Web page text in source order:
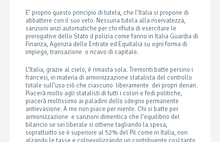
E’ proprio questo principio di tutela, che l’Italia si propone di
abbattere con il suo veto. Nessuna tutela alla riservatezza,
sanzioni anzi automatiche per chi rifiuta di esercitare le
prerogative dello Stato d polizia come fanno in Italia Guardia di
Finanza, Agenzia delle Entrate ed Equitalia su ogni forma di
impiego, transazione o ricavo di capitale.
L’Italia, grazie al cielo, è rimasta sola. Tremonti batte persino i
francesi, in materia di armonizzazione statalista del controllo
totale sull’uso ciò che ciascuno liberamente dei propri denari.
Piacerà molto agli statalisti di tutti i colori e fedi politiche,
piacerà moltissimo ai paladini dello sdegno permanente
antievasione. A me non piace per niente. Chi si batte per
armonizzazione e sanzioni dimentica che l’equilibrio del
bilancio se sei liberale si ottiene tagliando la spesa,
soprattuitto se è superiore al 52% del Pil come in Italia, non